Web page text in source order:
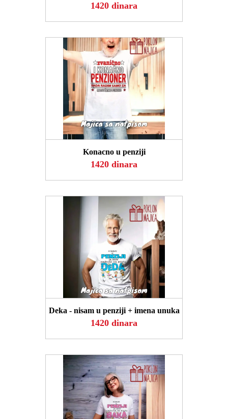
1420 dinara
POGLEDAJ
Konacno u penziji
1420 dinara
POGLEDAJ
Deka - nisam u penziji + imena unuka
1420 dinara